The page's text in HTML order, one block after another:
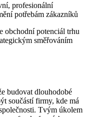
profesionální
potřebám zákazníků
obchodní potenciál trhu
směřováním
budovat dlouhodobé
součástí firmy, kde má
Tvým úkolem